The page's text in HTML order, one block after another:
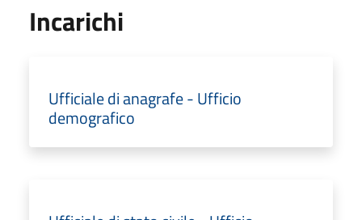
Incarichi
Ufficiale di anagrafe - Ufficio
demografico